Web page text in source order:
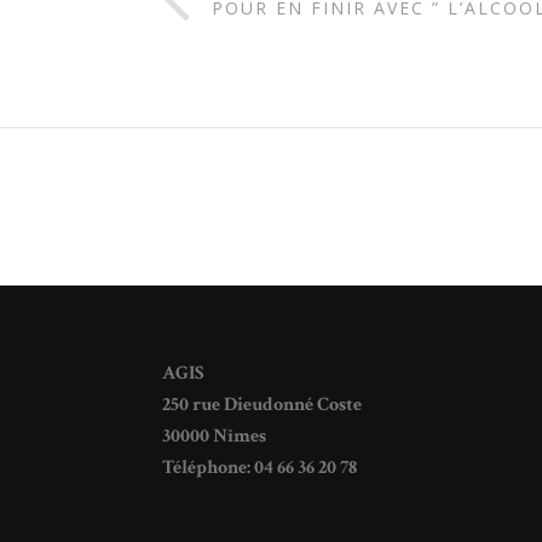
POUR EN FINIR AVEC ”
AGIS
250 rue Dieudonné Coste
30000 Nîmes
Téléphone: 04 66 36 20 78